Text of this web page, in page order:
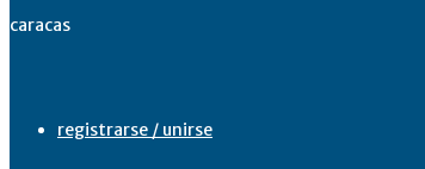
caracas
registrarse / unirse